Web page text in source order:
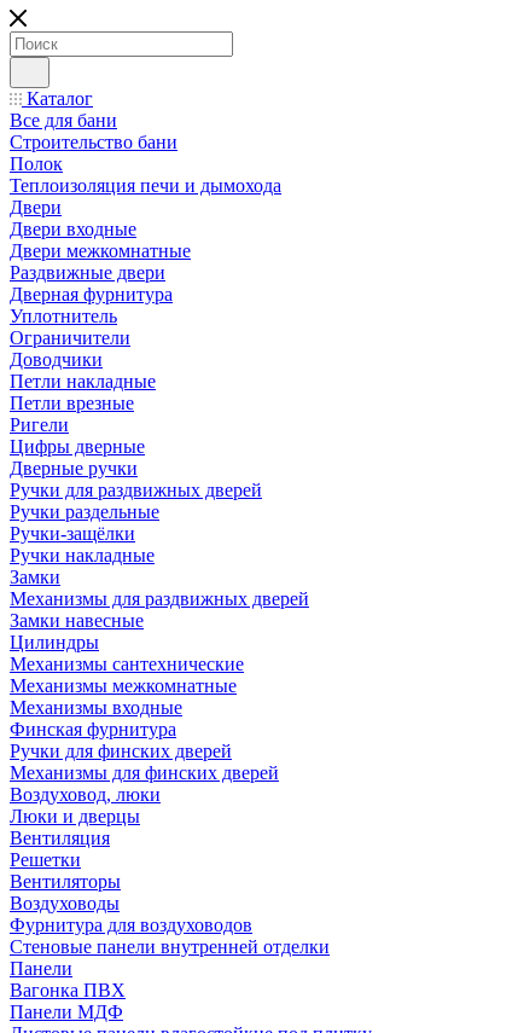
Каталог
Все для бани
Строительство бани
Полок
Теплоизоляция печи и дымохода
Двери
Двери входные
Двери межкомнатные
Раздвижные двери
Дверная фурнитура
Уплотнитель
Ограничители
Доводчики
Петли накладные
Петли врезные
Ригели
Цифры дверные
Дверные ручки
Ручки для раздвижных дверей
Ручки раздельные
Ручки-защёлки
Ручки накладные
Замки
Механизмы для раздвижных дверей
Замки навесные
Цилиндры
Механизмы сантехнические
Механизмы межкомнатные
Механизмы входные
Финская фурнитура
Ручки для финских дверей
Механизмы для финских дверей
Воздуховод, люки
Люки и дверцы
Вентиляция
Решетки
Вентиляторы
Воздуховоды
Фурнитура для воздуховодов
Стеновые панели внутренней отделки
Панели
Вагонка ПВХ
Панели МДФ